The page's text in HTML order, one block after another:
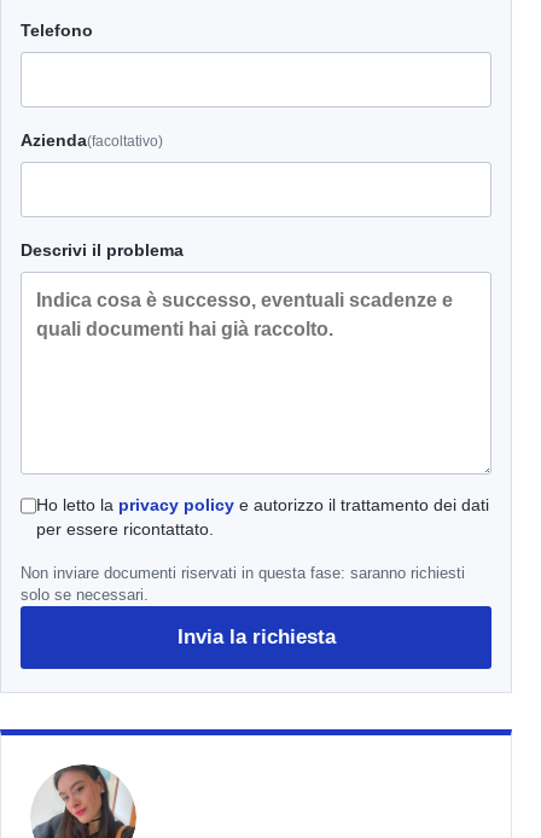
Telefono
Azienda(facoltativo)
Descrivi il problema
Ho letto la privacy policye autorizzo il trattamento dei dati
per essere ricontattato.
Non inviare documenti riservati in questa fase: saranno richiesti
solo se necessari.
Invia la richiesta